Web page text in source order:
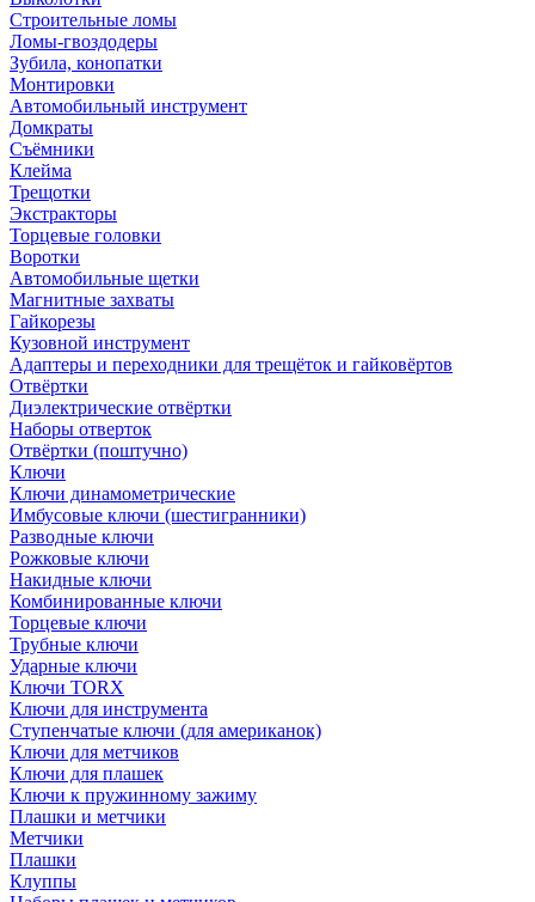
Строительные ломы
Ломы-гвоздодеры
Зубила, конопатки
Монтировки
Автомобильный инструмент
Домкраты
Съёмники
Клейма
Трещотки
Экстракторы
Торцевые головки
Воротки
Автомобильные щетки
Магнитные захваты
Гайкорезы
Кузовной инструмент
Адаптеры и переходники для трещёток и гайковёртов
Отвёртки
Диэлектрические отвёртки
Наборы отверток
Отвёртки (поштучно)
Ключи
Ключи динамометрические
Имбусовые ключи (шестигранники)
Разводные ключи
Рожковые ключи
Накидные ключи
Комбинированные ключи
Торцевые ключи
Трубные ключи
Ударные ключи
Ключи TORX
Ключи для инструмента
Ступенчатые ключи (для американок)
Ключи для метчиков
Ключи для плашек
Ключи к пружинному зажиму
Плашки и метчики
Метчики
Плашки
Клуппы